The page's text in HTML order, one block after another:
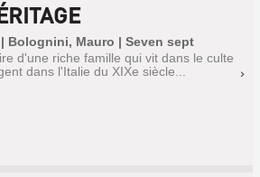
Bolognini, Mauro | Seven sept
d'une riche famille qui vit dans le culte
dans l'Italie du XIXe siècle...